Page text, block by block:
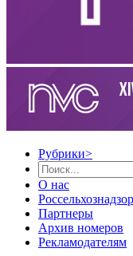
Рубрики>
О нас
Россельхознадзор
Партнеры
Архив номеров
Рекламодателям